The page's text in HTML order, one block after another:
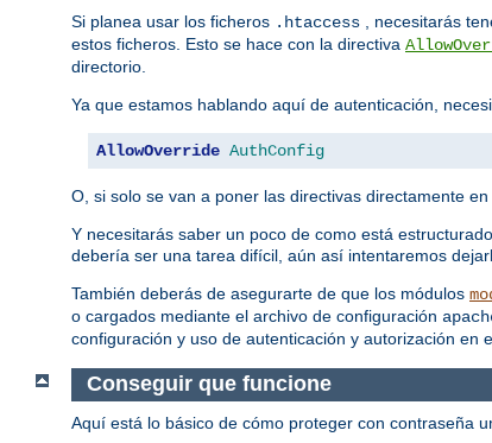
Si planea usar los ficheros .htaccess , necesitarás
estos ficheros. Esto se hace con la directiva
directorio.
Ya que estamos hablando aquí de autenticación,
AllowOverride AuthConfig
O, si solo se van a poner las directivas directamente
Y necesitarás saber un poco de como está
debería ser una tarea difícil, aún así intentaremos
También deberás de asegurarte de que los módulos
o cargados mediante el archivo de configuración
configuración y uso de autenticación y autorización en
Conseguir que funcione
Aquí está lo básico de cómo proteger con contraseña